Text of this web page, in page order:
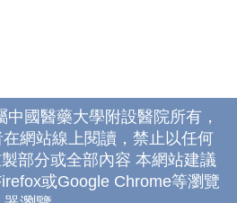
國醫藥大學附設醫院所有，
網站線上閱讀，禁止以任何
部分或全部內容 本網站建議
或Google Chrome等瀏覽